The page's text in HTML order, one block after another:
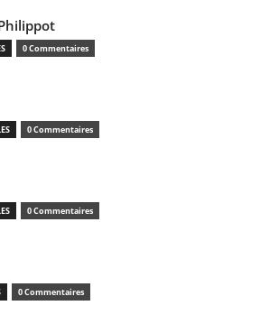
0 Commentaires
0 Commentaires
0 Commentaires
0 Commentaires